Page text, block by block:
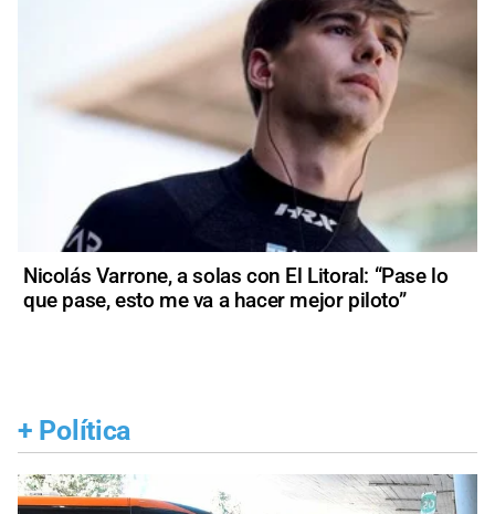
Nicolás Varrone, a solas con El Litoral: “Pase lo
que pase, esto me va a hacer mejor piloto”
+ Política